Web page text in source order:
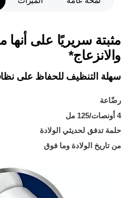
مثبتة سريريًا على
والانزعاج*
سهلة التنظيف للحفاظ على
رضّاعة
4 أونصات/125 مل
حلمة تدفق لحديثي الولادة
من تاريخ الولادة وما فوق